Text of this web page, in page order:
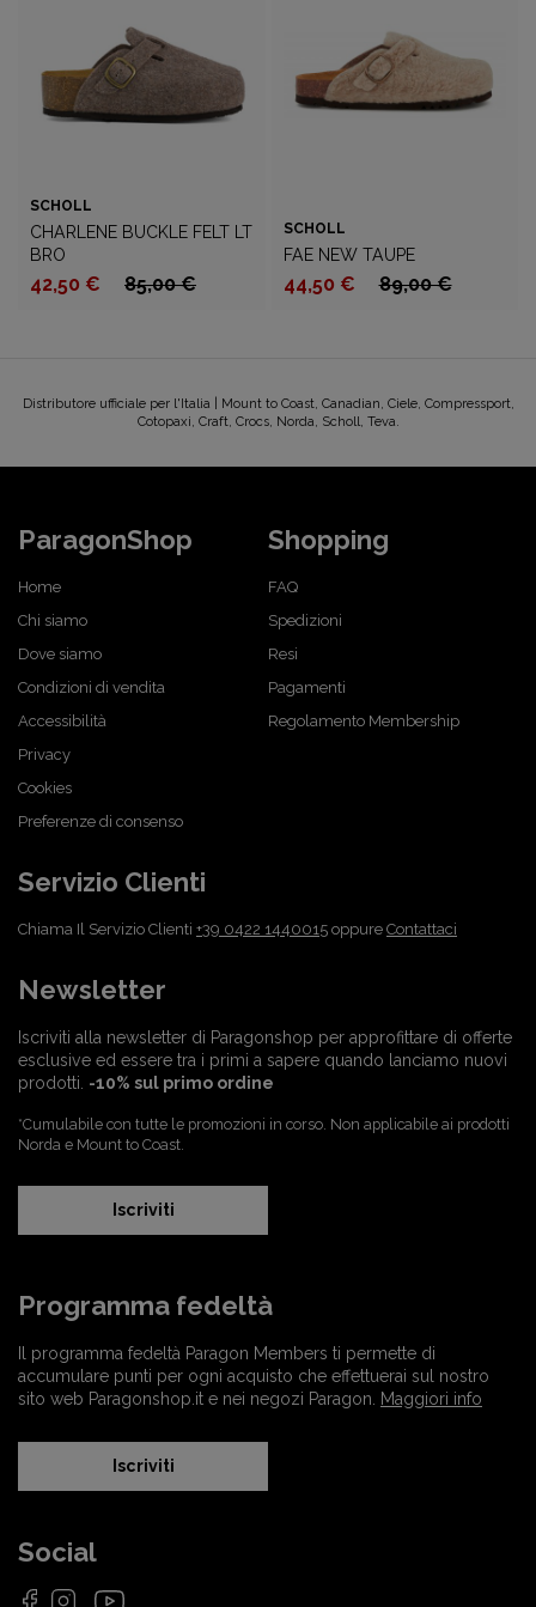
SCHOLL
CHARLENE BUCKLE FELT LT
BRO
42,50 € 85,00 €
SCHOLL
FAE NEW TAUPE
44,50 € 89,00 €
Distributore ufficiale per l'Italia | Mount to Coast, Canadian, Ciele, Compressport,
Cotopaxi, Craft, Crocs, Norda, Scholl, Teva.
ParagonShop
Home
Chi siamo
Dove siamo
Condizioni di vendita
Accessibilità
Privacy
Cookies
Preferenze di consenso
Shopping
FAQ
Spedizioni
Resi
Pagamenti
Regolamento Membership
Servizio Clienti
Chiama Il Servizio Clienti +39 0422 1440015 oppure Contattaci
Newsletter
Iscriviti alla newsletter di Paragonshop per approfittare di offerte
esclusive ed essere tra i primi a sapere quando lanciamo nuovi
prodotti. -10% sul primo ordine
*Cumulabile con tutte le promozioni in corso. Non applicabile ai prodotti
Norda e Mount to Coast.
Iscriviti
Programma fedeltà
Il programma fedeltà Paragon Members ti permette di
accumulare punti per ogni acquisto che effettuerai sul nostro
sito web Paragonshop.it e nei negozi Paragon.
Maggiori info
Iscriviti
Social